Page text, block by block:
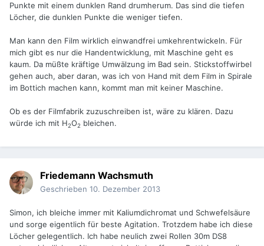
Punkte mit einem dunklen Rand drumherum. Das sind die tiefen
Löcher, die dunklen Punkte die weniger tiefen.
Man kann den Film wirklich einwandfrei umkehrentwickeln. Für
mich gibt es nur die Handentwicklung, mit Maschine geht es
kaum. Da müßte kräftige Umwälzung im Bad sein. Stickstoffwirbel
gehen auch, aber daran, was ich von Hand mit dem Film in Spirale
im Bottich machen kann, kommt man mit keiner Maschine.
Ob es der Filmfabrik zuzuschreiben ist, wäre zu klären. Dazu
würde ich mit H2O2 bleichen.
Friedemann Wachsmuth
Geschrieben 10. Dezember 2013
Simon, ich bleiche immer mit Kaliumdichromat und Schwefelsäure
und sorge eigentlich für beste Agitation. Trotzdem habe ich diese
Löcher gelegentlich. Ich habe neulich zwei Rollen 30m DS8